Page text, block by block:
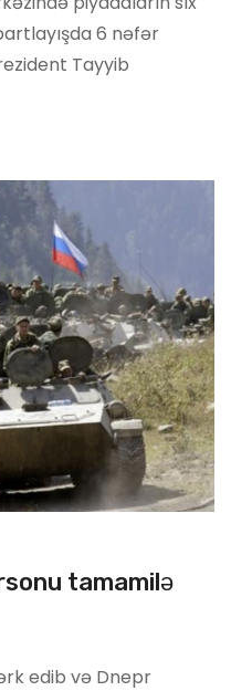
6 nəfər
Tayyib
tamamilə
edib və Dnepr